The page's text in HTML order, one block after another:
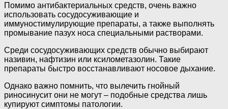
Помимо антибактериальных средств, очень важно
использовать сосудосуживающие и
иммуностимулирующие препараты, а также выполнять
промывание пазух носа специальными растворами.
Среди сосудосуживающих средств обычно выбирают
називин, нафтизин или ксилометазолин. Такие
препараты быстро восстанавливают носовое дыхание.
Однако важно помнить, что вылечить гнойный
риносинусит они не могут – подобные средства лишь
купируют симптомы патологии.